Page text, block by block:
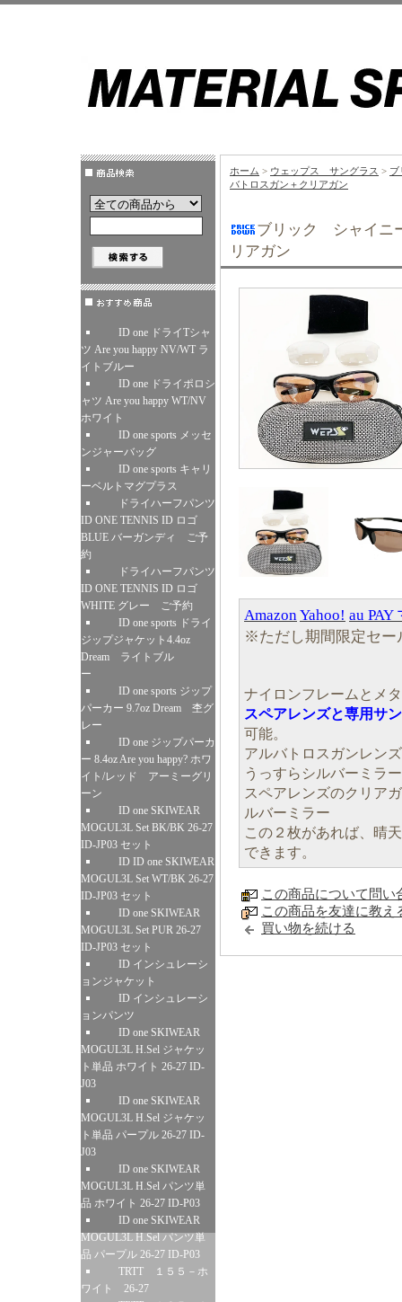
ID one ドライTシャ
ツ Are you happy NV/WT ラ
イトブルー
ID one ドライポロシ
ャツ Are you happy WT/NV
ホワイト
ID one sports メッセ
ンジャーバッグ
ID one sports キャリ
ーベルトマグプラス
ドライハーフパンツ
ID ONE TENNIS ID ロゴ
BLUE バーガンディ ご予
約
ドライハーフパンツ
ID ONE TENNIS ID ロゴ
WHITE グレー ご予約
ID one sports ドライ
ジップジャケット4.4oz
Dream ライトブル
ー
ID one sports ジップ
パーカー 9.7oz Dream 杢グ
レー
ID one ジップパーカ
ー 8.4oz Are you happy? ホワ
イト/レッド アーミーグリ
ーン
ID one SKIWEAR
MOGUL3L Set BK/BK 26-27
ID-JP03 セット
ID ID one SKIWEAR
MOGUL3L Set WT/BK 26-27
ID-JP03 セット
ID one SKIWEAR
MOGUL3L Set PUR 26-27
ID-JP03 セット
ID インシュレーシ
ョンジャケット
ID インシュレーシ
ョンパンツ
ID one SKIWEAR
MOGUL3L H.Sel ジャケッ
ト単品 ホワイト 26-27 ID-
J03
ID one SKIWEAR
MOGUL3L H.Sel ジャケッ
ト単品 パープル 26-27 ID-
J03
ID one SKIWEAR
MOGUL3L H.Sel パンツ単
品 ホワイト 26-27 ID-P03
ID one SKIWEAR
MOGUL3L H.Sel パンツ単
品 パープル 26-27 ID-P03
TRTT １５５－ホ
ワイト 26-27
ホーム > ウェップス サングラス > ブ
バトロスガン＋クリアガン
ブリック シャイニ
リアガン
AmazonYahoo! au PAY
※ただし期間限定セー
ナイロンフレームとメ
スペアレンズと専用サ
可能。
アルバトロスガンレン
うっすらシルバーミラ
スペアレンズのクリア
ルバーミラー
この２枚があれば、晴
できます。
この商品について問い
この商品を友達に教え
買い物を続ける